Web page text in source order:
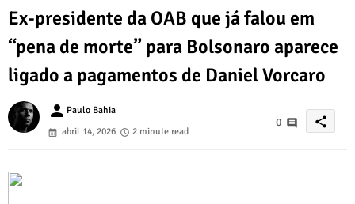
Ex-presidente da OAB que já falou em
“pena de morte” para Bolsonaro aparece
ligado a pagamentos de Daniel Vorcaro
person Paulo Bahia
abril 14, 2026
2 minute read
0 share